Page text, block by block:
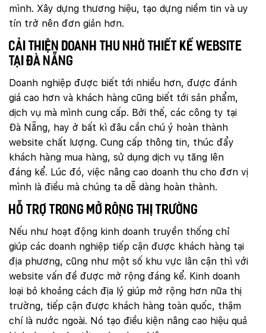
mình. Xây dựng thương hiệu, tạo dựng niềm tin và uy
tín trở nên đơn giản hơn.
Cải thiện doanh thu nhờ thiết kế website
tại Đà Nẵng
Doanh nghiệp được biết tới nhiều hơn, được đánh
giá cao hơn và khách hàng cũng biết tới sản phẩm,
dịch vụ mà mình cung cấp. Bởi thế, các công ty tại
Đà Nẵng, hay ở bất kì đâu cần chú ý hoàn thành
website chất lượng. Cung cấp thông tin, thúc đẩy
khách hàng mua hàng, sử dụng dịch vụ tăng lên
đáng kể. Lúc đó, việc nâng cao doanh thu cho đơn vị
mình là điều mà chúng ta dễ dàng hoàn thành.
Hỗ trợ trong mở rộng thị trường
Nếu như hoạt động kinh doanh truyền thống chỉ
giúp các doanh nghiệp tiếp cận được khách hàng tại
địa phương, cũng như một số khu vực lân cận thì với
website vấn đề được mở rộng đáng kể. Kinh doanh
loại bỏ khoảng cách địa lý giúp mở rộng hơn nữa thị
trường, tiếp cận được khách hàng toàn quốc, thậm
chí là nước ngoài. Nó tạo điều kiện nâng cao hiệu quả